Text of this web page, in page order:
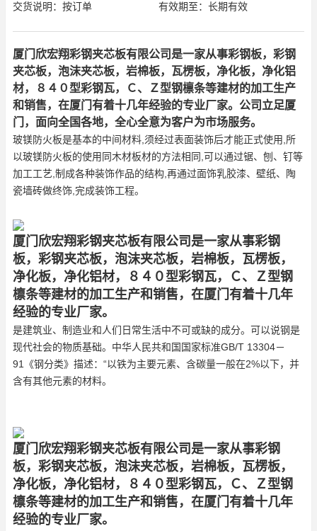
交货说明：按订单
有效期至：长期有效
厦门欣宏翔彩钢夹芯板有限公司是一家从事彩钢板，彩钢
夹芯板，泡沫夹芯板，岩棉板，瓦楞板，净化板，净化铝
材，８４０型彩钢瓦，Ｃ、Ｚ型钢檩条等建材的加工生产
和销售，在厦门有着十几年经验的专业厂家。公司立足厦
门，面向全国各地，全心全意为客户为市场服务。
玻镁防火板是基本的中间材料,须经过表面装饰后才能正式使用,所
以玻镁防火板的使用同木材板材的方法相同,可以通过锯、刨、钉等
加工工艺,制成各种装饰作品的结构,再通过面饰乳胶漆、壁纸、陶
瓷墙砖做终饰,完成装饰工程。
厦门欣宏翔彩钢夹芯板有限公司是一家从事彩钢
板，彩钢夹芯板，泡沫夹芯板，岩棉板，瓦楞板，
净化板，净化铝材，８４０型彩钢瓦，Ｃ、Ｚ型钢
檩条等建材的加工生产和销售，在厦门有着十几年
经验的专业厂家。
是建筑业、制造业和人们日常生活中不可或缺的成分。可以说钢是
现代社会的物质基础。中华人民共和国国家标准GB/T 13304－
91《钢分类》描述：“以铁为主要元素、含碳量一般在2%以下，并
含有其他元素的材料。
厦门欣宏翔彩钢夹芯板有限公司是一家从事彩钢
板，彩钢夹芯板，泡沫夹芯板，岩棉板，瓦楞板，
净化板，净化铝材，８４０型彩钢瓦，Ｃ、Ｚ型钢
檩条等建材的加工生产和销售，在厦门有着十几年
经验的专业厂家。